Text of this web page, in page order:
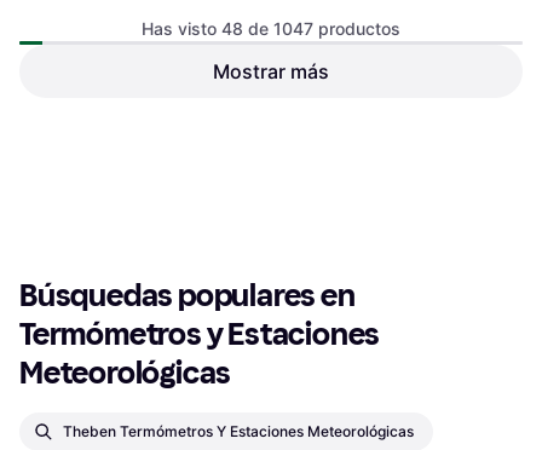
Bresser Wifi Pro 7 En 1
Has visto 48 de 1047 productos
Mostrar más
Búsquedas populares en
Termómetros y Estaciones
Meteorológicas
Theben Termómetros Y Estaciones Meteorológicas